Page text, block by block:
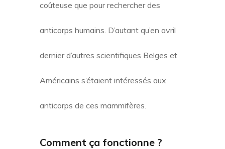
coûteuse que pour rechercher des
anticorps humains. D’autant qu’en avril
dernier d’autres scientifiques Belges et
Américains s’étaient intéressés aux
anticorps de ces mammifères.
Comment ça fonctionne ?